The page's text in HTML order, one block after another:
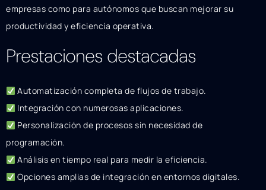
empresas como para autónomos que buscan mejorar su
productividad y eficiencia operativa.
Prestaciones destacadas
Automatización completa de flujos de trabajo.
Integración con numerosas aplicaciones.
Personalización de procesos sin necesidad de
programación.
Análisis en tiempo real para medir la eficiencia.
Opciones amplias de integración en entornos digitales.